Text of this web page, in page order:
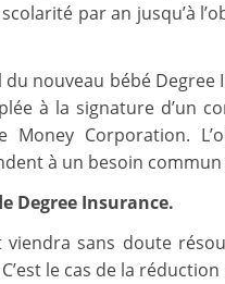
scolarité par an jusqu’à
nouveau bébé
à la signature d’un
Money Corporation.
à un besoin
Degree Insurance.
viendra sans doute
le cas de la